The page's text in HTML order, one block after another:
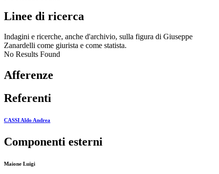
Linee di ricerca
Indagini e ricerche, anche d'archivio, sulla figura di Giuseppe
Zanardelli come giurista e come statista.
No Results Found
Afferenze
Referenti
CASSI Aldo Andrea
Componenti esterni
Maione Luigi